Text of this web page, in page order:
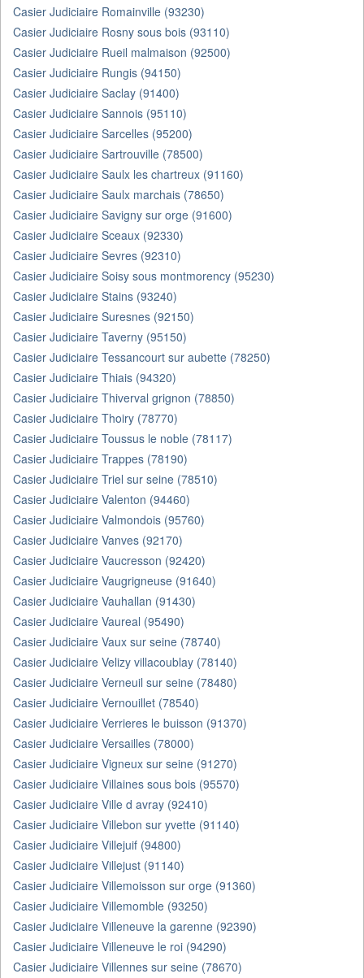
Casier Judiciaire Romainville (93230)
Casier Judiciaire Rosny sous bois (93110)
Casier Judiciaire Rueil malmaison (92500)
Casier Judiciaire Rungis (94150)
Casier Judiciaire Saclay (91400)
Casier Judiciaire Sannois (95110)
Casier Judiciaire Sarcelles (95200)
Casier Judiciaire Sartrouville (78500)
Casier Judiciaire Saulx les chartreux (91160)
Casier Judiciaire Saulx marchais (78650)
Casier Judiciaire Savigny sur orge (91600)
Casier Judiciaire Sceaux (92330)
Casier Judiciaire Sevres (92310)
Casier Judiciaire Soisy sous montmorency (95230)
Casier Judiciaire Stains (93240)
Casier Judiciaire Suresnes (92150)
Casier Judiciaire Taverny (95150)
Casier Judiciaire Tessancourt sur aubette (78250)
Casier Judiciaire Thiais (94320)
Casier Judiciaire Thiverval grignon (78850)
Casier Judiciaire Thoiry (78770)
Casier Judiciaire Toussus le noble (78117)
Casier Judiciaire Trappes (78190)
Casier Judiciaire Triel sur seine (78510)
Casier Judiciaire Valenton (94460)
Casier Judiciaire Valmondois (95760)
Casier Judiciaire Vanves (92170)
Casier Judiciaire Vaucresson (92420)
Casier Judiciaire Vaugrigneuse (91640)
Casier Judiciaire Vauhallan (91430)
Casier Judiciaire Vaureal (95490)
Casier Judiciaire Vaux sur seine (78740)
Casier Judiciaire Velizy villacoublay (78140)
Casier Judiciaire Verneuil sur seine (78480)
Casier Judiciaire Vernouillet (78540)
Casier Judiciaire Verrieres le buisson (91370)
Casier Judiciaire Versailles (78000)
Casier Judiciaire Vigneux sur seine (91270)
Casier Judiciaire Villaines sous bois (95570)
Casier Judiciaire Ville d avray (92410)
Casier Judiciaire Villebon sur yvette (91140)
Casier Judiciaire Villejuif (94800)
Casier Judiciaire Villejust (91140)
Casier Judiciaire Villemoisson sur orge (91360)
Casier Judiciaire Villemomble (93250)
Casier Judiciaire Villeneuve la garenne (92390)
Casier Judiciaire Villeneuve le roi (94290)
Casier Judiciaire Villennes sur seine (78670)